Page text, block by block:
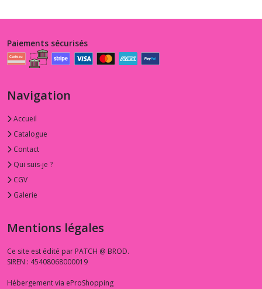
Paiements sécurisés
Navigation
Accueil
Catalogue
Contact
Qui suis-je ?
CGV
Galerie
Mentions légales
Ce site est édité par PATCH @ BROD.
SIREN : 45408068000019
Hébergement via eProShopping